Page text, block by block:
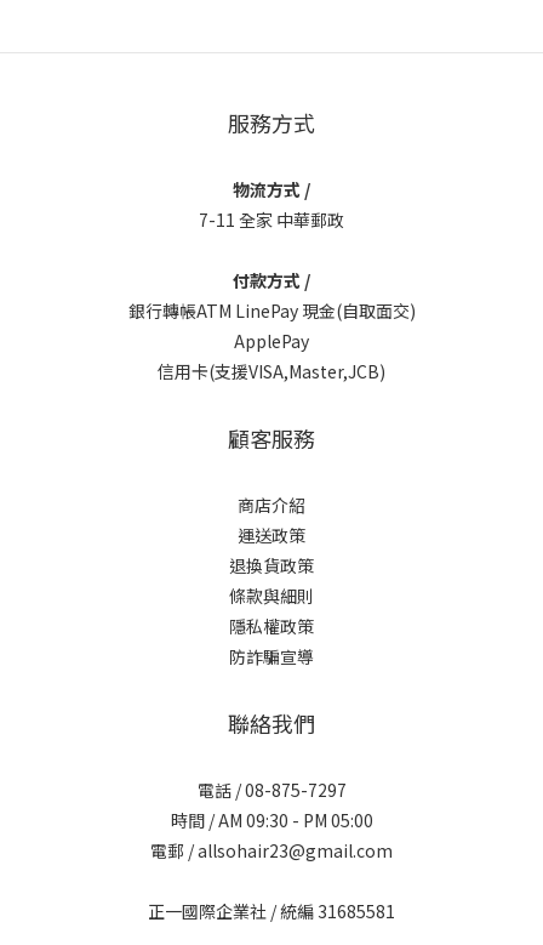
服務方式
物流方式 /
7-11 全家 中華郵政
付款方式 /
銀行轉帳ATM LinePay 現金(自取面交)
ApplePay
信用卡(支援VISA,Master,JCB)
顧客服務
商店介紹
運送政策
退換貨政策
條款與細則
隱私權政策
防詐騙宣導
聯絡我們
電話 / 08-875-7297
時間 / AM 09:30 - PM 05:00
電郵 / allsohair23@gmail.com
正一國際企業社 / 統編 31685581